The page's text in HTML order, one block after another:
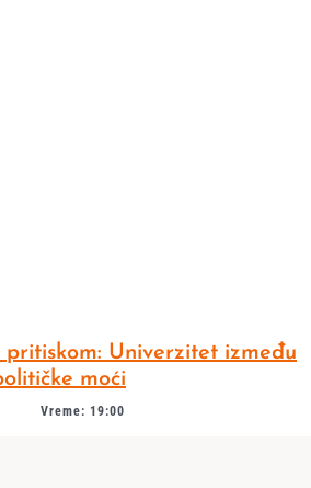
Univerzitet između
moći
Vreme: 19:00